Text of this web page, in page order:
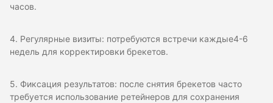
часов.
4. Регулярные визиты: потребуются встречи каждые4-6
недель для корректировки брекетов.
5. Фиксация результатов: после снятия брекетов часто
требуется использование ретейнеров для сохранения